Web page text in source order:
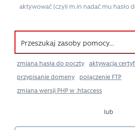
aktywować (czyli m.in nadać mu hasło
zmiana hasła do poczty
aktywacja
przypisanie domeny
połączenie FTP
zmiana wersji PHP w .htaccess
lub